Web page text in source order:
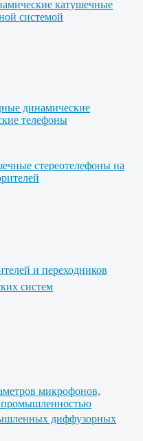
катушечные
системой
динамические
телефоны
стереотелефоны на
и переходников
систем
микрофонов,
промышленностью
диффузорных